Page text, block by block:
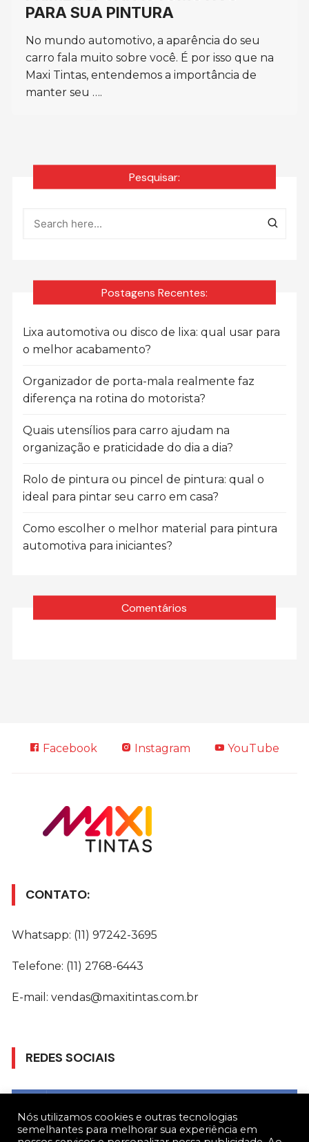
PARA SUA PINTURA
No mundo automotivo, a aparência do seu
carro fala muito sobre você. É por isso que na
Maxi Tintas, entendemos a importância de
manter seu ….
Pesquisar:
Postagens Recentes:
Lixa automotiva ou disco de lixa: qual usar para
o melhor acabamento?
Organizador de porta-mala realmente faz
diferença na rotina do motorista?
Quais utensílios para carro ajudam na
organização e praticidade do dia a dia?
Rolo de pintura ou pincel de pintura: qual o
ideal para pintar seu carro em casa?
Como escolher o melhor material para pintura
automotiva para iniciantes?
Comentários
Facebook Instagram YouTube
CONTATO:
Whatsapp: (11) 97242-3695
Telefone: (11) 2768-6443
E-mail: vendas@maxitintas.com.br
REDES SOCIAIS
Seguir
Nós utilizamos cookies e outras tecnologias
semelhantes para melhorar sua experiência em